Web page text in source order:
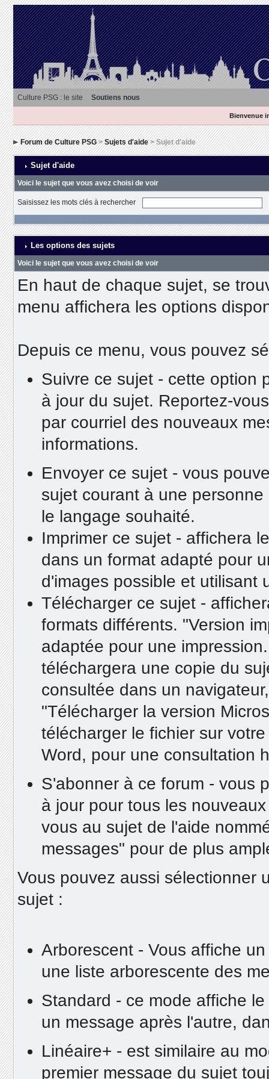
Culture PSG : le site Soutiens nous
Bienvenue
Forum de Culture PSG>Sujets d'aide> Sujet d'aide
Sujet d'aide
Voici le sujet que vous avez choisi de voir
Saisissez les mots clés à rechercher
Les options des sujets
Voici le sujet que vous avez choisi de voir
En haut de chaque sujet, se
menu affichera les options
Depuis ce menu, vous pouvez
Suivre ce sujet - cette option
à jour du sujet. Reportez-
par courriel des nouveaux
informations.
Envoyer ce sujet - vous
sujet courant à une
le langage souhaité.
Imprimer ce sujet - affichera
dans un format adapté pour
d'images possible et utilisant
Télécharger ce sujet -
formats différents. "Version
adaptée pour une
téléchargera une copie du
consultée dans un
"Télécharger la version
télécharger le fichier sur
Word, pour une consultation
S'abonner à ce forum - vous
à jour pour tous les
vous au sujet de l'aide
messages" pour de plus
Vous pouvez aussi sélectionner
sujet :
Arborescent - Vous affiche
une liste arborescente des
Standard - ce mode affiche
un message après l'autre,
Linéaire+ - est similaire au
premier message du sujet